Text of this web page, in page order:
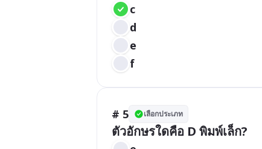
c
d
e
f
# 5 เลือกประเภท
ตัวอักษรใดคือ D พิมพ์เล็ก?